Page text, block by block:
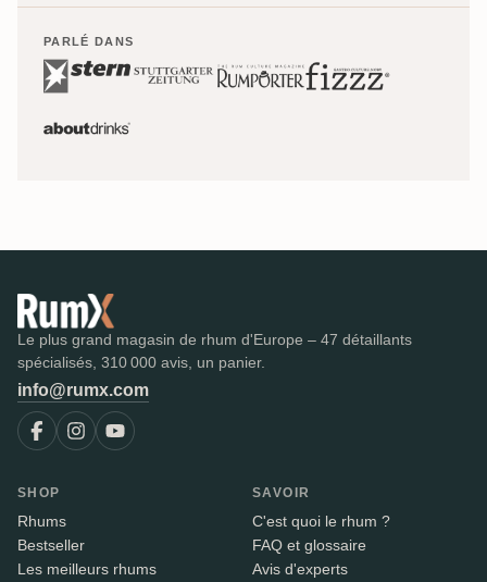
PARLÉ DANS
Le plus grand magasin de rhum d'Europe – 47 détaillants
spécialisés, 310 000 avis, un panier.
info@rumx.com
SHOP
Rhums
Bestseller
Les meilleurs rhums
SAVOIR
C'est quoi le rhum ?
FAQ et glossaire
Avis d'experts